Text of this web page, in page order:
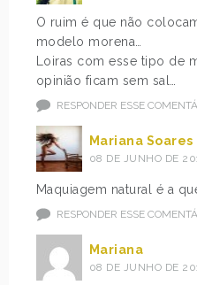
O ruim é que não
modelo morena…
Loiras com esse tipo de
opinião ficam sem sal…
RESPONDER ESSE
Mariana Soares
08 DE JUNHO DE
Maquiagem natural é a
RESPONDER ESSE
Mariana
08 DE JUNHO DE